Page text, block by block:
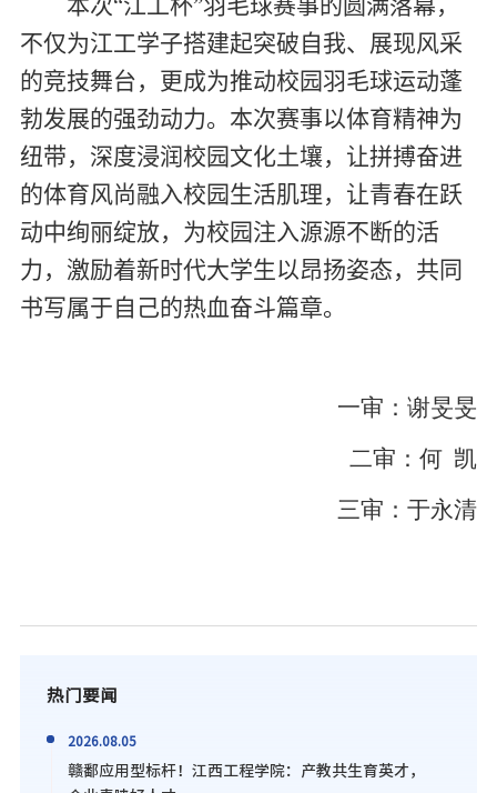
本次“江工杯”羽毛球赛事的圆满落幕，
不仅为江工学子搭建起突破自我、展现风采
的竞技舞台，更成为推动校园羽毛球运动蓬
勃发展的强劲动力。本次赛事以体育精神为
纽带，深度浸润校园文化土壤，让拼搏奋进
的体育风尚融入校园生活肌理，让青春在跃
动中绚丽绽放，为校园注入源源不断的活
力，激励着新时代大学生以昂扬姿态，共同
书写属于自己的热血奋斗篇章。
一审：谢旻旻
二审：何 凯
三审：于永清
热门要闻
2026.08.05
赣鄱应用型标杆！江西工程学院：产教共生育英才，